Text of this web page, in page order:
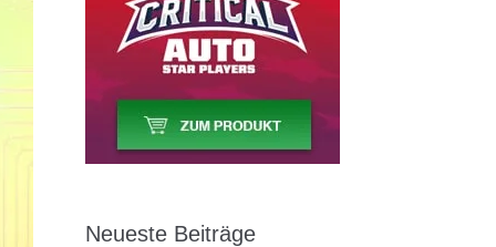
Neueste Beiträge